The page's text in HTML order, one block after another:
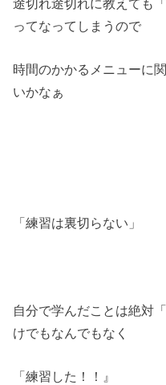
途切れ途切れに教えても
ってなってしまうので
時間のかかるメニューに
いかなぁ
「練習は裏切らない」
自分で学んだことは絶対
けでもなんでもなく
「練習した！！』